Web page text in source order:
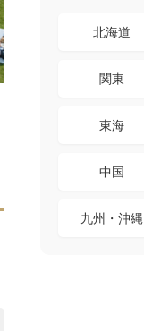
北海道
関東
東海
中国
九州・沖縄